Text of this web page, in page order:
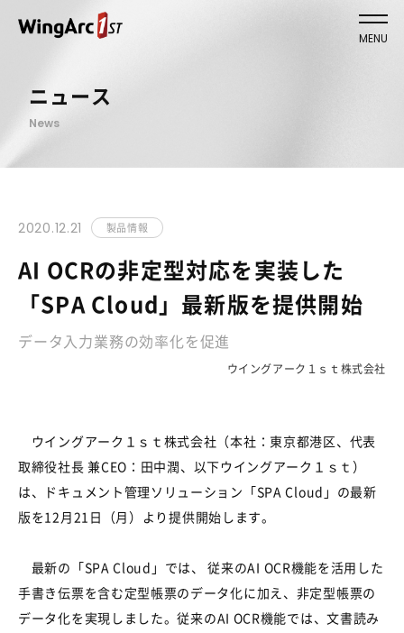
MENU
ニュース
News
2020.12.21 製品情報
AI OCRの非定型対応を実装した
「SPA Cloud」最新版を提供開始
データ入力業務の効率化を促進
ウイングアーク１ｓｔ株式会社
ウイングアーク１ｓｔ株式会社（本社：東京都港区、代表
取締役社長 兼CEO ：田中潤、以下ウイングアーク１ｓｔ）
は、ドキュメント管理ソリューション「SPA Cloud 」の最新
版を12月21 日（月）より提供開始します。
最新の「SPA Cloud 」では、 従来のAI OCR機能を活用した
手書き伝票を含む定型帳票のデータ化に加え、非定型帳票の
データ化を実現しました。従来のAI OCR機能では、文書読み